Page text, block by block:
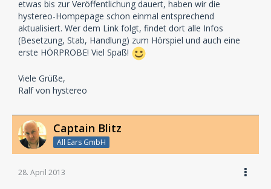
etwas bis zur Veröffentlichung dauert, haben wir die
hystereo-Hompepage schon einmal entsprechend
aktualisiert. Wer dem Link folgt, findet dort alle Infos
(Besetzung, Stab, Handlung) zum Hörspiel und auch eine
erste HÖRPROBE! Viel Spaß!
Viele Grüße,
Ralf von hystereo
Captain Blitz
All Ears GmbH
28. April 2013